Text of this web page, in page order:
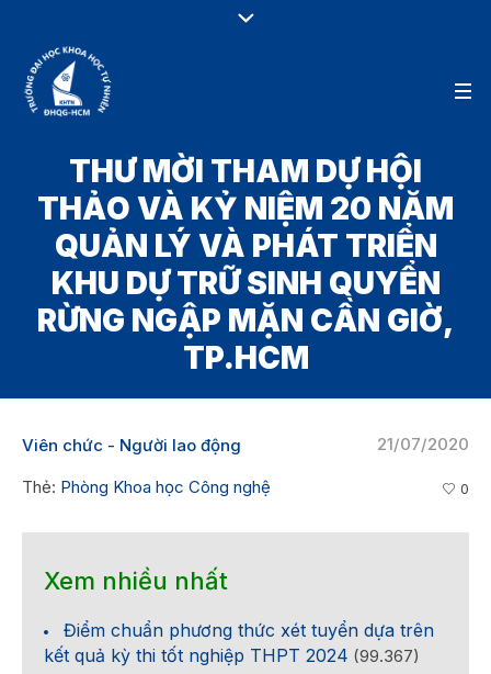
THƯ MỜI THAM DỰ HỘI
THẢO VÀ KỶ NIỆM 20 NĂM
QUẢN LÝ VÀ PHÁT TRIỂN
KHU DỰ TRỮ SINH QUYỂN
RỪNG NGẬP MẶN CẦN GIỜ,
TP.HCM
21/07/2020
Viên chức - Người lao động
Thẻ: Phòng Khoa học Công nghệ 0
Xem nhiều nhất
Điểm chuẩn phương thức xét tuyển dựa trên
kết quả kỳ thi tốt nghiệp THPT 2024 (99.367)